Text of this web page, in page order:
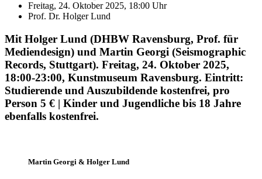
Freitag, 24. Oktober 2025, 18:00 Uhr
Prof. Dr. Holger Lund
Mit Holger Lund (DHBW Ravensburg, Prof. für
Mediendesign) und Martin Georgi (Seismographic
Records, Stuttgart). Freitag, 24. Oktober 2025,
18:00-23:00, Kunstmuseum Ravensburg. Eintritt:
Studierende und Auszubildende kostenfrei, pro
Person 5 € | Kinder und Jugendliche bis 18 Jahre
ebenfalls kostenfrei.
Martin Georgi & Holger Lund